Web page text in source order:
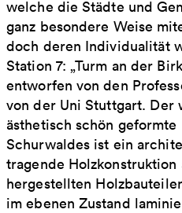
welche die Städte und
ganz besondere Weise
doch deren Individualität
Station 7: „Turm an der
entworfen von den
von der Uni Stuttgart.
ästhetisch schön
Schurwaldes ist ein
tragende Holzkonstruktion
hergestellten
im ebenen Zustand